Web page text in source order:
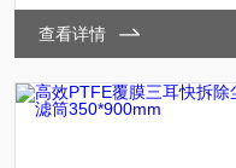
查看详情